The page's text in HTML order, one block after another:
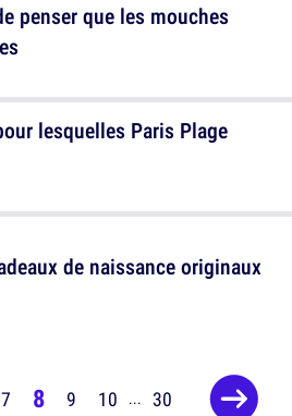
lesquelles Paris Plage
penser que les mouches
de naissance originaux
7 8 9 10 ... 30